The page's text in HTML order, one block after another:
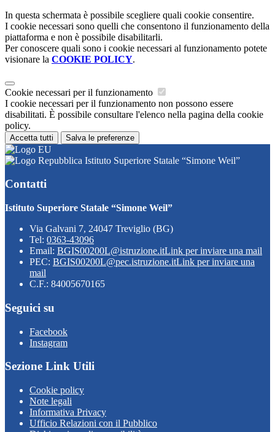
In questa schermata è possibile scegliere quali cookie consentire.
I cookie necessari sono quelli che consentono il funzionamento della
piattaforma e non è possibile disabilitarli.
Per conoscere quali sono i cookie necessari al funzionamento potete
visionare la COOKIE POLICY.
Cookie necessari per il funzionamento
I cookie necessari per il funzionamento non possono essere
disabilitati. È possibile consultare l'elenco nella pagina della cookie
policy.
Accetta tutti Salva le preferenze
Istituto Superiore Statale “Simone Weil”
Contatti
Istituto Superiore Statale “Simone Weil”
Via Galvani 7, 24047 Treviglio (BG)
Tel: 0363-43096
Email: BGIS00200L@istruzione.itLink per inviare una mail
PEC: BGIS00200L@pec.istruzione.itLink per inviare una
mail
C.F.: 84005670165
Seguici su
Facebook
Instagram
Sezione Link Utili
Cookie policy
Note legali
Informativa Privacy
Ufficio Relazioni con il Pubblico